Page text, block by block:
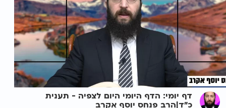
דף יומי: הדף היומי היום לצפיה - תענית
כ"ד|הרב פנחס יוסף אקרב